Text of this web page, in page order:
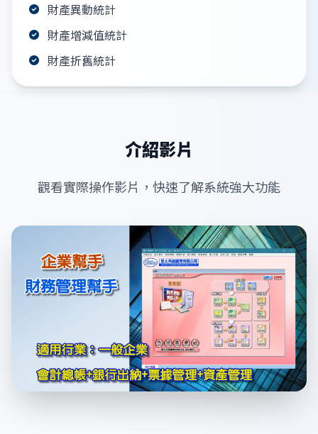
財產異動統計
財產增減值統計
財產折舊統計
介紹影片
觀看實際操作影片，快速了解系統強大功能